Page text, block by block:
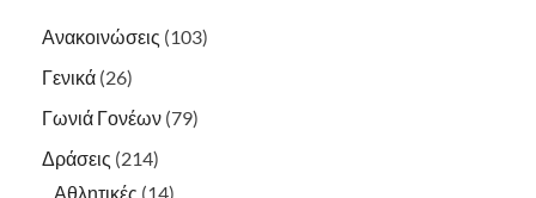
Ανακοινώσεις (103)
Γενικά (26)
Γωνιά Γονέων (79)
Δράσεις (214)
Αθλητικές (14)